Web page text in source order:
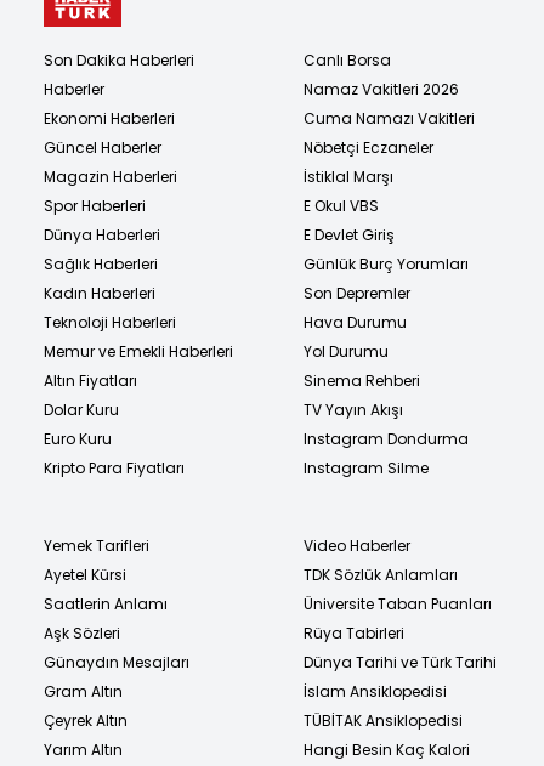
Son Dakika Haberleri
Haberler
Ekonomi Haberleri
Güncel Haberler
Magazin Haberleri
Spor Haberleri
Dünya Haberleri
Sağlık Haberleri
Kadın Haberleri
Teknoloji Haberleri
Memur ve Emekli Haberleri
Altın Fiyatları
Dolar Kuru
Euro Kuru
Kripto Para Fiyatları
Canlı Borsa
Namaz Vakitleri 2026
Cuma Namazı Vakitleri
Nöbetçi Eczaneler
İstiklal Marşı
E Okul VBS
E Devlet Giriş
Günlük Burç Yorumları
Son Depremler
Hava Durumu
Yol Durumu
Sinema Rehberi
TV Yayın Akışı
Instagram Dondurma
Instagram Silme
Yemek Tarifleri
Ayetel Kürsi
Saatlerin Anlamı
Aşk Sözleri
Günaydın Mesajları
Gram Altın
Çeyrek Altın
Yarım Altın
Video Haberler
TDK Sözlük Anlamları
Üniversite Taban Puanları
Rüya Tabirleri
Dünya Tarihi ve Türk Tarihi
İslam Ansiklopedisi
TÜBİTAK Ansiklopedisi
Hangi Besin Kaç Kalori